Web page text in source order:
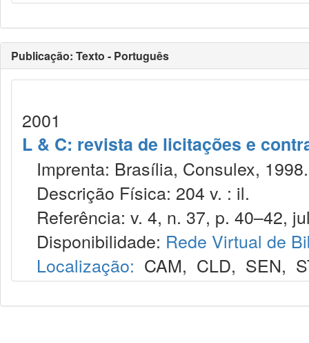
Publicação: Texto - Português
2001
L & C: revista de licitações e
Imprenta: Brasília, Consulex, 1998.
Descrição Física: 204 v. : il.
Referência: v. 4, n. 37, p. 40–42,
Disponibilidade: Rede Virtual de
Localização: CAM, CLD, SEN,